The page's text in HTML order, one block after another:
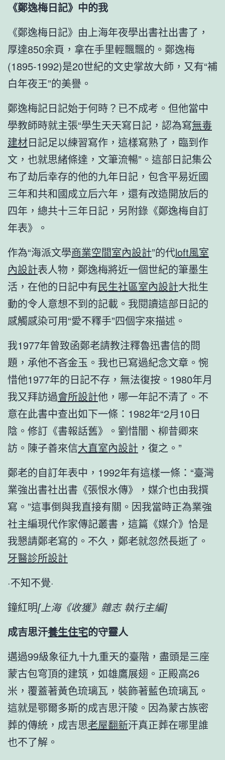
《鄭逸梅日記》中的我
《鄭逸梅日記》由上海年夜學出書社出書了，
厚達850余頁，拿在手里輕飄飄的。鄭逸梅
(1895-1992)是20世紀的文史掌故大師，又有“補
白年夜王”的美譽。
鄭逸梅記日記始于何時？已不成考。但他當中
學教師時就主張“學生天天寫日記，認為寫無毒
建材日記足以練習寫作，這樣寫熟了，臨到作
文，也就思緒條達，文筆流暢”。這部日記集公
布了劫后幸存的他的九年日記，包含平易近國
三年和共和國成立后六年，還有改造開放后的
四年，總共十三年日記，另附錄《鄭逸梅自訂
年表》。
作為“海派文學商業空間室內設計”的代loft風室
內設計表人物，鄭逸梅將近一個世紀的筆墨生
活，在他的日記中有民生社區室內設計大批生
動的令人意想不到的記載。我閱讀這部日記的
感觸感染可用“愛不釋手”四個字來描述。
我1977年曾致函鄭老請教注釋魯迅書信的問
題，承他不吝金玉。我也已寫過紀念文章。惋
惜他1977年的日記不存，無法復按。1980年月
我又拜訪過會所設計他，哪一年記不清了。不
意在此書中查出如下一條：1982年“2月10日
陰。修訂《書報話舊》。劉惜闇、柳昔卿來
訪。陳子善來信大直室內設計 ，復之。”
鄭老的自訂年表中，1992年有這樣一條：“臺灣
業強出書社出書《張恨水傳》，媒介也由我撰
寫。”這事倒與我直接有關。因我當時正為業強
社主編現代作家傳記叢書，這篇《媒介》恰是
我懇請鄭老寫的。不久，鄭老就忽然長逝了。
牙醫診所設計
·不知不覺·
鐘紅明[上海《收獲》雜志 執行主編]
成吉思汗養生住宅的守靈人
邁過99級象征九十九重天的臺階，盡頭是三座
蒙古包穹頂的建筑，如雄鷹展翅。正殿高26
米，覆蓋著黃色琉璃瓦，裝飾著藍色琉璃瓦。
這就是鄂爾多斯的成吉思汗陵。因為蒙古族密
葬的傳統，成吉思老屋翻新汗真正葬在哪里誰
也不了解。